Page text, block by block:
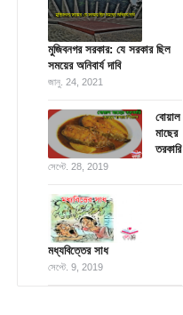
মুজিবনগর সরকার: যে সরকার ছিল
সময়ের অনিবার্য দাবি
জানু. 24, 2021
বোয়াল
মাছের
তরকারি
সেপ্টে. 28, 2019
মধ্যবিত্তের সাধ
সেপ্টে. 9, 2019